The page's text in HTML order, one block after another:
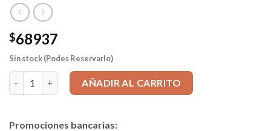
$68937
Sin stock (Podes Reservarlo)
Mecha HSS d 8,30mm LARGA DIN 340 mango=8,3
AÑADIR AL CARRITO
Promociones bancarias: